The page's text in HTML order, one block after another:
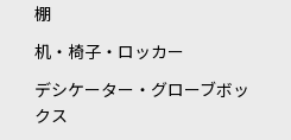
棚
机・椅子・ロッカー
デシケーター・グローブボッ
クス